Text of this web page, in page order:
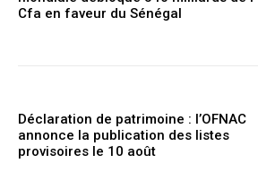
Cfa en faveur du Sénégal
Déclaration de patrimoine : l’OFNAC
annonce la publication des listes
provisoires le 10 août